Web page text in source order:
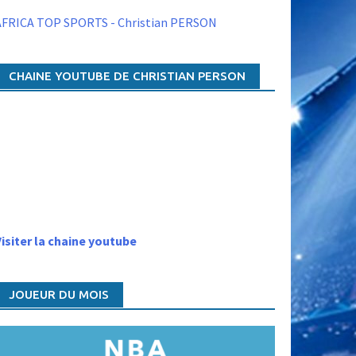
TOP SPORTS - Christian PERSON
CHAINE YOUTUBE DE CHRISTIAN PERSON
la chaine youtube
JOUEUR DU MOIS